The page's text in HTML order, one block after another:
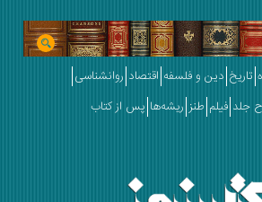
دین و فلسفه اقتصاد روانشناسی
فیلم طنز ریشه‌ها پس از کتاب